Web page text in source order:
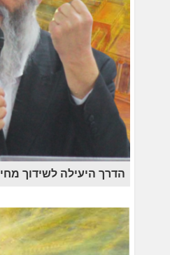
הדרך היעילה לשידוך